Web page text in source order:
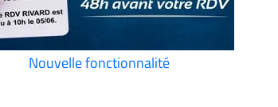
Nouvelle fonctionnalité